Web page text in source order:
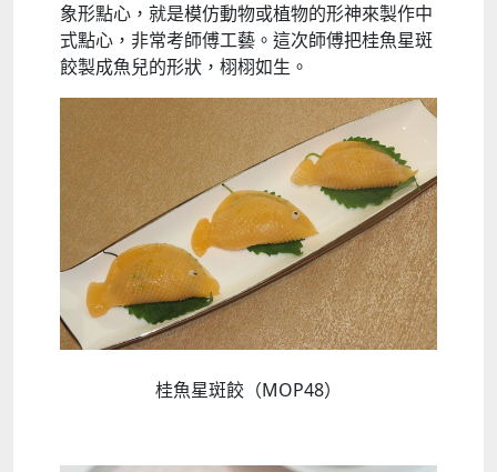
象形點心，就是模仿動物或植物的形神來製作中
式點心，非常考師傅工藝。這次師傅把桂魚星斑
餃製成魚兒的形狀，栩栩如生。
桂魚星斑餃（MOP48）